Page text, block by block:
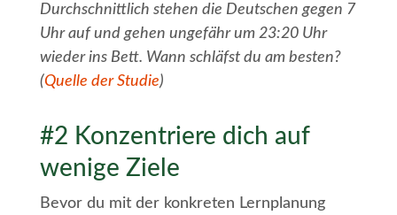
Durchschnittlich stehen die Deutschen gegen 7
Uhr auf und gehen ungefähr um 23:20 Uhr
wieder ins Bett. Wann schläfst du am besten?
(Quelle der Studie)
#2 Konzentriere dich auf
wenige Ziele
Bevor du mit der konkreten Lernplanung